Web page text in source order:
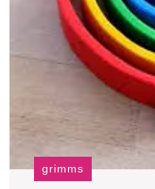
grimms